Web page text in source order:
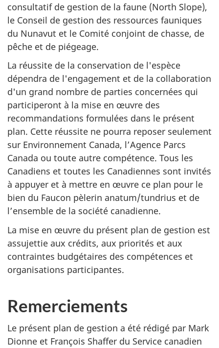
consultatif de gestion de la faune (North Slope),
le Conseil de gestion des ressources fauniques
du Nunavut et le Comité conjoint de chasse, de
pêche et de piégeage.
La réussite de la conservation de l'espèce
dépendra de l'engagement et de la collaboration
d'un grand nombre de parties concernées qui
participeront à la mise en œuvre des
recommandations formulées dans le présent
plan. Cette réussite ne pourra reposer seulement
sur Environnement Canada, l’Agence Parcs
Canada ou toute autre compétence. Tous les
Canadiens et toutes les Canadiennes sont invités
à appuyer et à mettre en œuvre ce plan pour le
bien du Faucon pèlerin anatum/tundrius et de
l’ensemble de la société canadienne.
La mise en œuvre du présent plan de gestion est
assujettie aux crédits, aux priorités et aux
contraintes budgétaires des compétences et
organisations participantes.
Remerciements
Le présent plan de gestion a été rédigé par Mark
Dionne et François Shaffer du Service canadien